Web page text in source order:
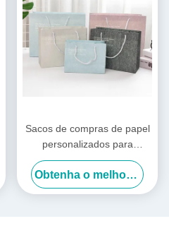
Sacos de compras de papel
personalizados para
presentes portáteis estilo
INS Sacos de presente de
aniversário
Obtenha o melhor preço